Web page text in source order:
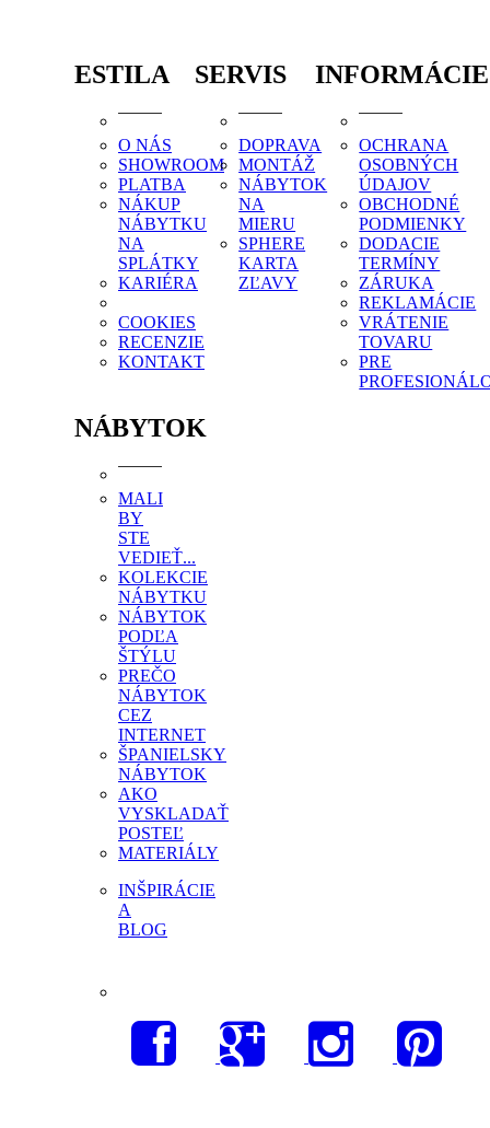
ESTILA
O NÁS
SHOWROOM
PLATBA
NÁKUP
NÁBYTKU
NA
SPLÁTKY
KARIÉRA
COOKIES
RECENZIE
KONTAKT
SERVIS
DOPRAVA
MONTÁŽ
NÁBYTOK
NA
MIERU
SPHERE
KARTA
ZĽAVY
INFORMÁCIE
OCHRANA
OSOBNÝCH
ÚDAJOV
OBCHODNÉ
PODMIENKY
DODACIE
TERMÍNY
ZÁRUKA
REKLAMÁCIE
VRÁTENIE
TOVARU
PRE
NÁBYTOK
MALI
BY
STE
VEDIEŤ...
KOLEKCIE
NÁBYTKU
NÁBYTOK
PODĽA
ŠTÝLU
PREČO
NÁBYTOK
CEZ
INTERNET
ŠPANIELSKY
NÁBYTOK
AKO
VYSKLADAŤ
POSTEĽ
MATERIÁLY
INŠPIRÁCIE
A
BLOG